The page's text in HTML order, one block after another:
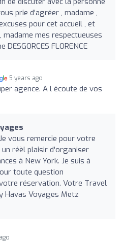
prie d'agréer , madame ,
pour cet accueil , et
mes respectueuses
FLORENCE
5 years ago
agence. A l écoute de vos
vous remercie pour votre
réèl plaisir d'organiser
à New York. Je suis à
toute question
réservation. Votre Travel
Havas Voyages Metz